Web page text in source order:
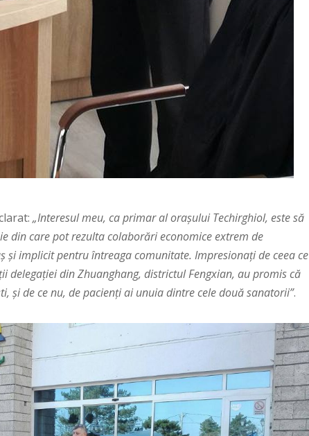
„Interesul meu, ca primar al orașului Techirghiol, este să
din care pot rezulta colaborări economice extrem de
implicit pentru întreaga comunitate. Impresionați de ceea ce
delegației din Zhuanghang, districtul Fengxian, au promis că
și de ce nu, de pacienți ai unuia dintre cele două sanatorii”.